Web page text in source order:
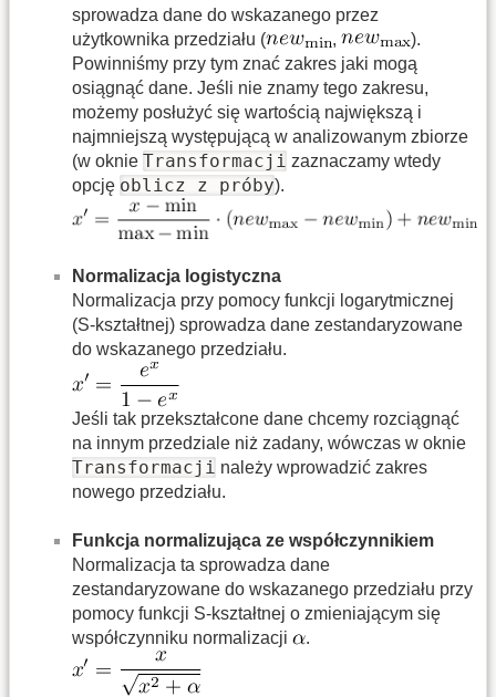
sprowadza dane do wskazanego przez
użytkownika przedziału (
,
).
Powinniśmy przy tym znać zakres jaki mogą
osiągnąć dane. Jeśli nie znamy tego zakresu,
możemy posłużyć się wartością największą i
najmniejszą występującą w analizowanym zbiorze
(w oknie Transformacji zaznaczamy wtedy
opcję oblicz z próby).
Normalizacja logistyczna
Normalizacja przy pomocy funkcji logarytmicznej
(S-kształtnej) sprowadza dane zestandaryzowane
do wskazanego przedziału.
Jeśli tak przekształcone dane chcemy rozciągnąć
na innym przedziale niż zadany, wówczas w oknie
Transformacji należy wprowadzić zakres
nowego przedziału.
Funkcja normalizująca ze współczynnikiem
Normalizacja ta sprowadza dane
zestandaryzowane do wskazanego przedziału przy
pomocy funkcji S-kształtnej o zmieniającym się
współczynniku normalizacji
.